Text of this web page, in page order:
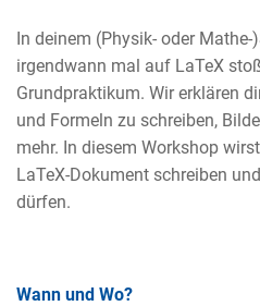
In deinem (Physik- oder
irgendwann mal auf LaTeX
Grundpraktikum. Wir erklären
und Formeln zu schreiben,
mehr. In diesem Workshop
LaTeX-Dokument schreiben
dürfen.
Wann und Wo?